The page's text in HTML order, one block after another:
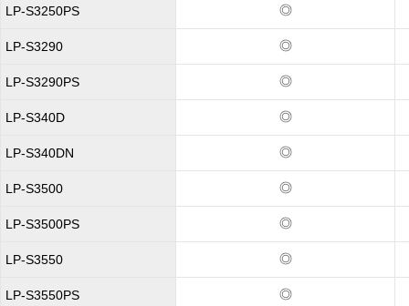
LP-S3250PS ◎
LP-S3290 ◎
LP-S3290PS ◎
LP-S340D ◎
LP-S340DN ◎
LP-S3500 ◎
LP-S3500PS ◎
LP-S3550 ◎
LP-S3550PS ◎